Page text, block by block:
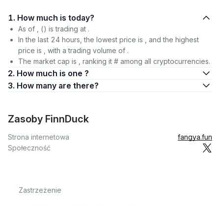
1. How much is today?
As of , () is trading at .
In the last 24 hours, the lowest price is , and the highest
price is , with a trading volume of .
The market cap is , ranking it # among all cryptocurrencies.
2. How much is one ?
3. How many are there?
Zasoby FinnDuck
Strona internetowa
fangya.fun
Społeczność
Zastrzeżenie